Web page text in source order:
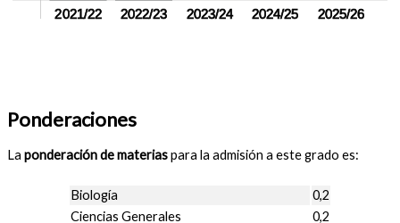
2021/22 2022/23 2023/24 2024/25 2025/26
Ponderaciones
La ponderación de materiaspara la admisión a este grado es:
Biología
0,2
Ciencias Generales
0,2